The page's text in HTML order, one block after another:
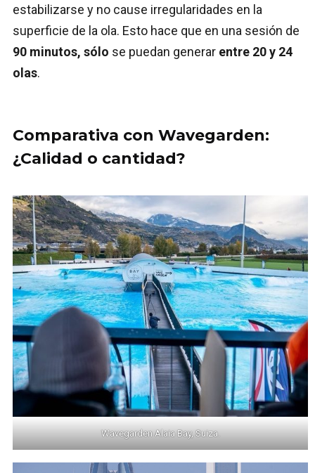
estabilizarse y no cause irregularidades en la
superficie de la ola. Esto hace que en una sesión de
90 minutos, sólo se puedan generar entre 20 y 24
olas.
Comparativa con Wavegarden:
¿Calidad o cantidad?
Wavegarden Alaia Bay, Suiza.